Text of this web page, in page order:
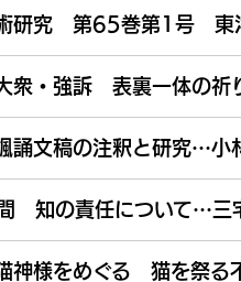
研究 第65巻第1号 東
衆・強訴 表裏一体の祈
誦文稿の注釈と研究…小
知の責任について…三
神様をめぐる 猫を祭る